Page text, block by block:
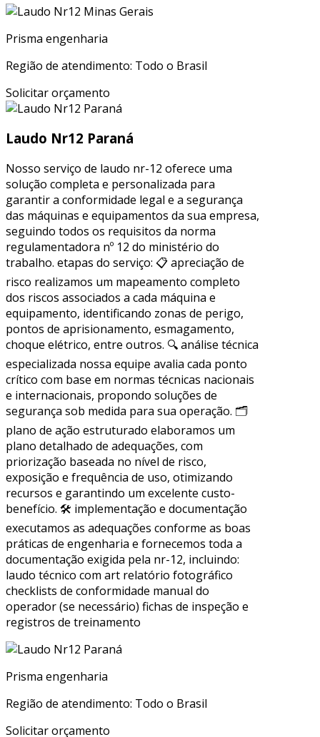
Prisma engenharia
Região de atendimento: Todo o Brasil
Solicitar orçamento
Laudo Nr12 Paraná
Nosso serviço de laudo nr-12 oferece uma
solução completa e personalizada para
garantir a conformidade legal e a segurança
das máquinas e equipamentos da sua empresa,
seguindo todos os requisitos da norma
regulamentadora nº 12 do ministério do
trabalho. etapas do serviço: 📋 apreciação de
risco realizamos um mapeamento completo
dos riscos associados a cada máquina e
equipamento, identificando zonas de perigo,
pontos de aprisionamento, esmagamento,
choque elétrico, entre outros. 🔍 análise técnica
especializada nossa equipe avalia cada ponto
crítico com base em normas técnicas nacionais
e internacionais, propondo soluções de
segurança sob medida para sua operação. 🗂
plano de ação estruturado elaboramos um
plano detalhado de adequações, com
priorização baseada no nível de risco,
exposição e frequência de uso, otimizando
recursos e garantindo um excelente custo-
benefício. 🛠 implementação e documentação
executamos as adequações conforme as boas
práticas de engenharia e fornecemos toda a
documentação exigida pela nr-12, incluindo:
laudo técnico com art relatório fotográfico
checklists de conformidade manual do
operador (se necessário) fichas de inspeção e
registros de treinamento
Prisma engenharia
Região de atendimento: Todo o Brasil
Solicitar orçamento